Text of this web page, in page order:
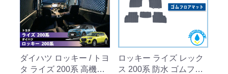
ダイハツ ロッキー / トヨ
タ ライズ 200系 高機能
ロッキー ライズ レック
ス 200系 防水 ゴムフロ